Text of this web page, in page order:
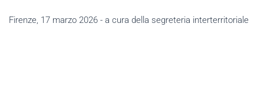
Firenze, 17 marzo 2026 - a cura della segreteria interterritoriale